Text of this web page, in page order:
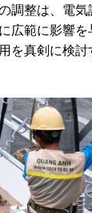
調整は、電
広範に影響を
を真剣に検討